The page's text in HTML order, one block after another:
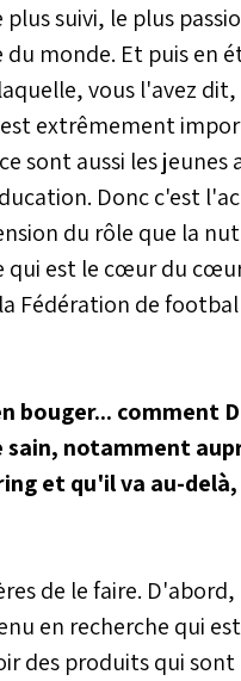
suivi, le plus
monde. Et puis en
vous l'avez
extrêmement
sont aussi les
Donc c'est
du rôle que la
qui est le cœur du
Fédération de
bouger...
notamment
et qu'il va au-
de le faire.
en recherche qui
des produits qui sont